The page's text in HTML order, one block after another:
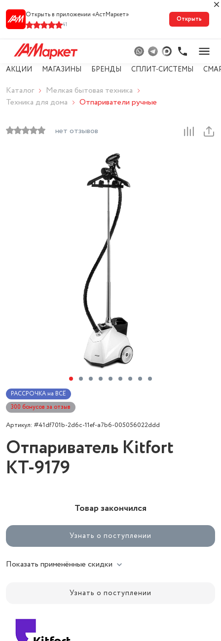
Открыть в приложении «АстМарке‪т‬»
41
Открыть
АКЦИИ МАГАЗИНЫ БРЕНДЫ СПЛИТ-СИСТЕМЫ
Каталог
Мелкая бытовая техника
Техника для дома
Отпариватели ручные
нет отзывов
РАССРОЧКА на ВСЁ
300 бонусов за отзыв
Артикул: #41df701b-2d6c-11ef-a7b6-005056022ddd
Отпариватель Kitfort
КТ-9179
Товар закончился
Узнать о поступлении
Показать применённые скидки
Узнать о поступлении